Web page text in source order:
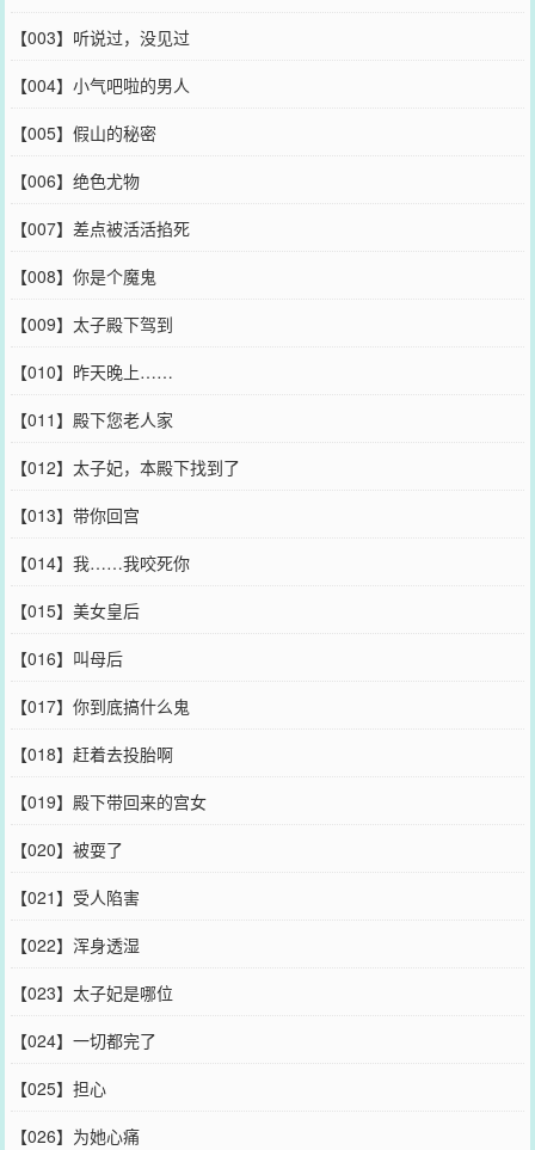
【003】听说过，没见过
【004】小气吧啦的男人
【005】假山的秘密
【006】绝色尤物
【007】差点被活活掐死
【008】你是个魔鬼
【009】太子殿下驾到
【010】昨天晚上……
【011】殿下您老人家
【012】太子妃，本殿下找到了
【013】带你回宫
【014】我……我咬死你
【015】美女皇后
【016】叫母后
【017】你到底搞什么鬼
【018】赶着去投胎啊
【019】殿下带回来的宫女
【020】被耍了
【021】受人陷害
【022】浑身透湿
【023】太子妃是哪位
【024】一切都完了
【025】担心
【026】为她心痛